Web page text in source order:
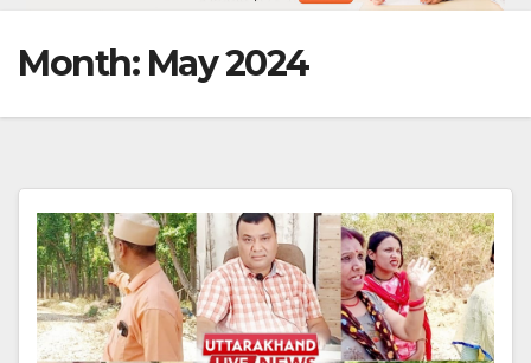
Month: May 2024